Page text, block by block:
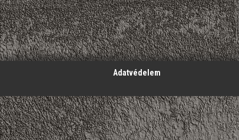
';
Adatvédelem